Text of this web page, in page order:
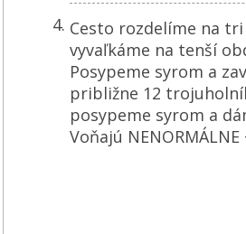
Cesto rozdelíme na
vyvaľkáme na tenší
Posypeme syrom a
približne 12
posypeme syrom a
Voňajú NENORMÁLNE